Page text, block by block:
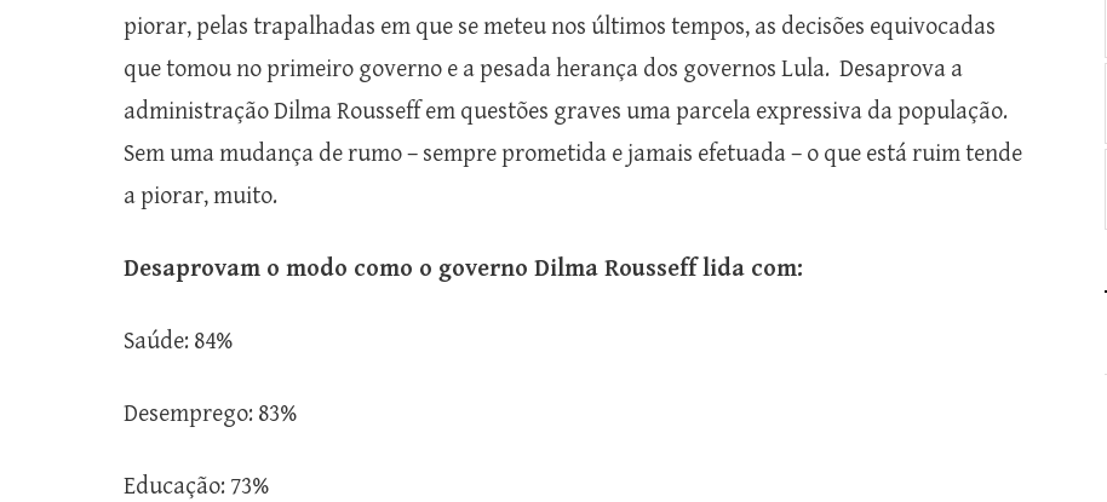
piorar, pelas trapalhadas em que se meteu nos últimos tempos, as decisões equivocadas
que tomou no primeiro governo e a pesada herança dos governos Lula. Desaprova a
administração Dilma Rousseff em questões graves uma parcela expressiva da população.
Sem uma mudança de rumo – sempre prometida e jamais efetuada – o que está ruim tende
a piorar, muito.
Desaprovam o modo como o governo Dilma Rousseff lida com:
Saúde: 84%
Desemprego: 83%
Educação: 73%